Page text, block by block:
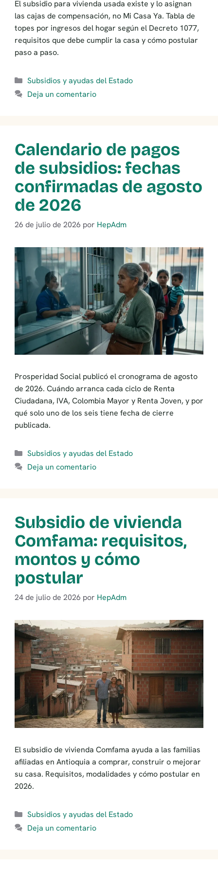
El subsidio para vivienda usada existe y lo asignan
las cajas de compensación, no Mi Casa Ya. Tabla de
topes por ingresos del hogar según el Decreto 1077,
requisitos que debe cumplir la casa y cómo postular
paso a paso.
Categorías
Subsidios y ayudas del Estado
Deja un comentario
Calendario de pagos
de subsidios: fechas
confirmadas de agosto
de 2026
26 de julio de 2026 por HepAdm
Prosperidad Social publicó el cronograma de agosto
de 2026. Cuándo arranca cada ciclo de Renta
Ciudadana, IVA, Colombia Mayor y Renta Joven, y por
qué solo uno de los seis tiene fecha de cierre
publicada.
Categorías
Subsidios y ayudas del Estado
Deja un comentario
Subsidio de vivienda
Comfama: requisitos,
montos y cómo
postular
24 de julio de 2026 por HepAdm
El subsidio de vivienda Comfama ayuda a las familias
afiliadas en Antioquia a comprar, construir o mejorar
su casa. Requisitos, modalidades y cómo postular en
2026.
Categorías
Subsidios y ayudas del Estado
Deja un comentario